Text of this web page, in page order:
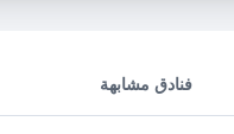
فنادق مشابهة